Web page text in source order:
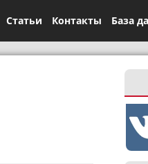
Статьи Контакты База